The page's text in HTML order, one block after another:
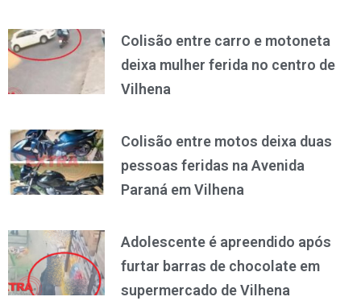
Colisão entre carro e motoneta
deixa mulher ferida no centro de
Vilhena
Colisão entre motos deixa duas
pessoas feridas na Avenida
Paraná em Vilhena
Adolescente é apreendido após
furtar barras de chocolate em
supermercado de Vilhena